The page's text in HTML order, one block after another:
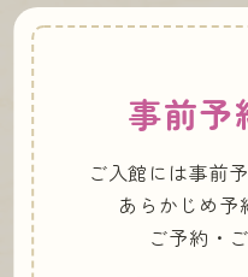
事前予
ご入館には事前
あらかじめ予
ご予約・